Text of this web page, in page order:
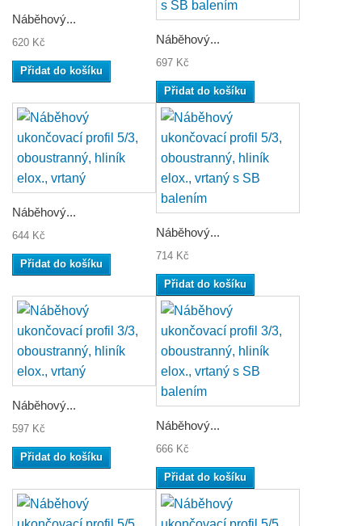
Náběhový...
620 Kč
Přidat do košíku
Náběhový...
697 Kč
Přidat do košíku
Náběhový...
644 Kč
Přidat do košíku
Náběhový...
714 Kč
Přidat do košíku
Náběhový...
597 Kč
Přidat do košíku
Náběhový...
666 Kč
Přidat do košíku